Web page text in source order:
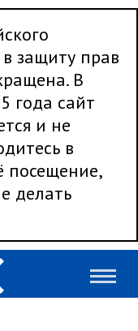
защиту прав
В
года сайт
и не
в
посещение,
делать